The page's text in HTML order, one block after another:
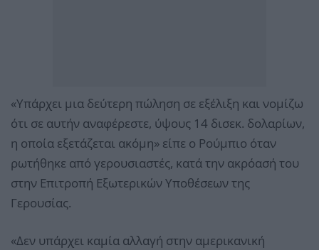
«Υπάρχει μια δεύτερη πώληση σε εξέλιξη και νομίζω
ότι σε αυτήν αναφέρεστε, ύψους 14 δισεκ. δολαρίων,
η οποία εξετάζεται ακόμη» είπε ο Ρούμπιο όταν
ρωτήθηκε από γερουσιαστές, κατά την ακρόασή του
στην Επιτροπή Εξωτερικών Υποθέσεων της
Γερουσίας.
«Δεν υπάρχει καμία αλλαγή στην αμερικανική